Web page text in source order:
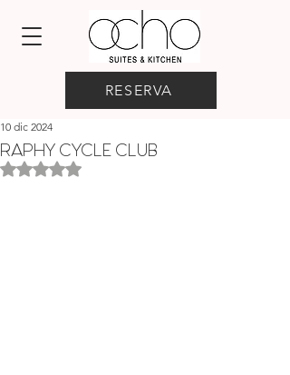
RESERVA
RAPHY CYCLE CLUB
10 dic 2024
Obtuvo NaN de 5 estrellas.